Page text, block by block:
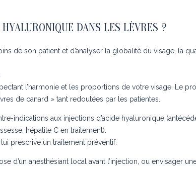
DANS LES LÈVRES ?
de son patient et d’analyser la globalité du visage, la
l’harmonie et les proportions de votre visage. Le
de canard » tant redoutées par les patientes.
indications aux injections d’acide hyaluronique
hépatite C en traitement).
prescrive un traitement préventif.
anesthésiant local avant l’injection, ou envisager